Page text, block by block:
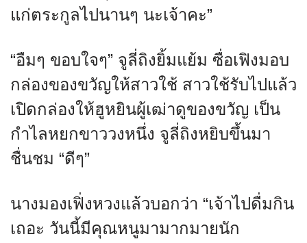
แก่ตระกูลไปนานๆ นะเจ้าคะ”
“อืมๆ ขอบใจๆ” จูลี่ถิงยิ้มแย้ม ซื่อเฟิงมอบ
กล่องของขวัญให้สาวใช้ สาวใช้รับไปแล้ว
เปิดกล่องให้ฮูหยินผู้เฒ่าดูของขวัญ เป็น
กำไลหยกขาววงหนึ่ง จูลี่ถิงหยิบขึ้นมา
ชื่นชม “ดีๆ”
นางมองเฟิ่งหวงแล้วบอกว่า “เจ้าไปดื่มกิน
เถอะ วันนี้มีคุณหนูมามากมายนัก